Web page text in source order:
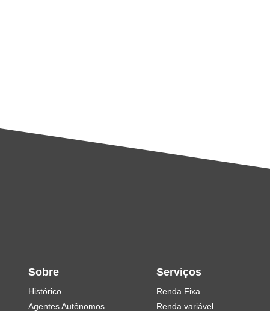
Sobre
Histórico
Agentes Autônomos
Serviços
Renda Fixa
Renda variável